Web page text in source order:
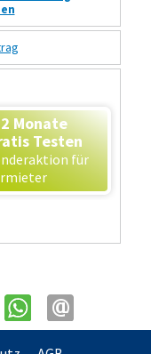
2 Monate
Testen
für